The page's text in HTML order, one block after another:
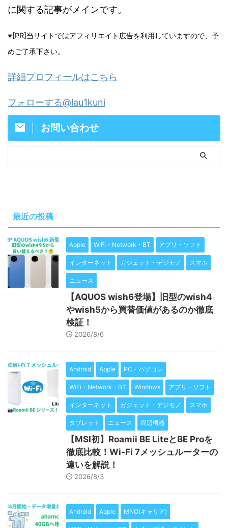
に関する記事がメインです。
※[PR]当サイトではアフィリエイト広告を利用していますので、予
めご了承下さい。
詳細プロフィールはこちら
フォローする@lau1kuni
お問い合わせ
最近の投稿
Apple WiFi・Network・BT アプリ・ソフト
インターネット ガジェット・デジモノ スマホ
ニュース
【AQUOS wish6登場】旧型のwish4
やwish5から買替価値があるのか徹底
検証！
2026/8/6
Android Apple PC・パソコン
WiFi・Network・BT Windows アプリ・ソフト
インターネット ガジェット・デジモノ スマホ
タブレット ニュース 周辺機器
【MSI初】Roamii BE LiteとBE Proを
徹底比較！Wi-Fi 7メッシュルーターの
違いを解説！
2026/8/3
Android Apple MNO(キャリア)